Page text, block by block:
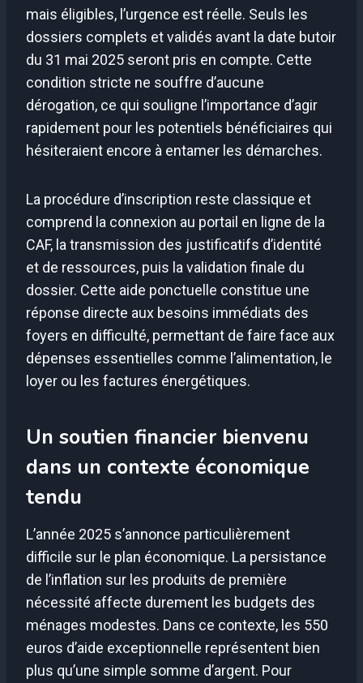
mais éligibles, l’urgence est réelle. Seuls les
dossiers complets et validés avant la date butoir
du 31 mai 2025 seront pris en compte. Cette
condition stricte ne souffre d’aucune
dérogation, ce qui souligne l’importance d’agir
rapidement pour les potentiels bénéficiaires qui
hésiteraient encore à entamer les démarches.
La procédure d’inscription reste classique et
comprend la connexion au portail en ligne de la
CAF, la transmission des justificatifs d’identité
et de ressources, puis la validation finale du
dossier. Cette aide ponctuelle constitue une
réponse directe aux besoins immédiats des
foyers en difficulté, permettant de faire face aux
dépenses essentielles comme l’alimentation, le
loyer ou les factures énergétiques.
Un soutien financier bienvenu
dans un contexte économique
tendu
L’année 2025 s’annonce particulièrement
difficile sur le plan économique. La persistance
de l’inflation sur les produits de première
nécessité affecte durement les budgets des
ménages modestes. Dans ce contexte, les 550
euros d’aide exceptionnelle représentent bien
plus qu’une simple somme d’argent. Pour